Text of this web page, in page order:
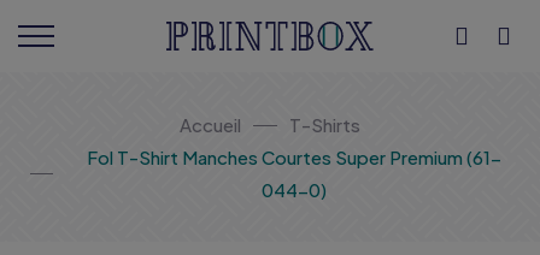
Accueil
T-Shirts
Fol T-Shirt Manches Courtes Super Premium (61-
044-0)